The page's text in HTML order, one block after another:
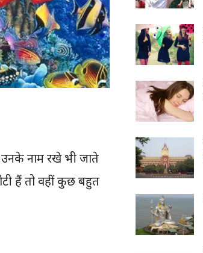
उनके नाम रखे भी जाते
हैं तो वहीं कुछ बहुत